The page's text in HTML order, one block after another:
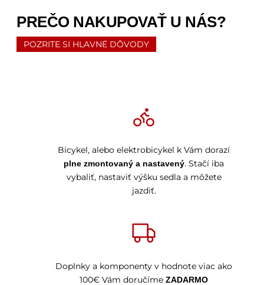
PREČO NAKUPOVAŤ U NÁS?
POZRITE SI HLAVNÉ DÔVODY
Bicykel, alebo elektrobicykel k Vám dorazí
plne zmontovaný a nastavený. Stačí iba
vybaliť, nastaviť výšku sedla a môžete
jazdiť.
Doplnky a komponenty v hodnote viac ako
100€ Vám doručíme ZADARMO